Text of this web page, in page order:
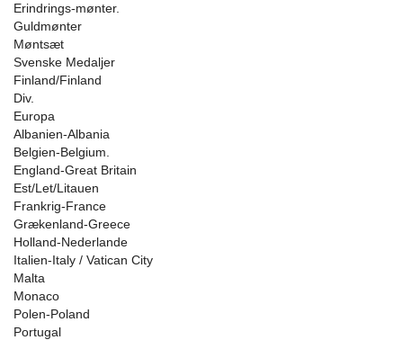
Erindrings-mønter.
Guldmønter
Møntsæt
Svenske Medaljer
Finland/Finland
Div.
Europa
Albanien-Albania
Belgien-Belgium.
England-Great Britain
Est/Let/Litauen
Frankrig-France
Grækenland-Greece
Holland-Nederlande
Italien-Italy / Vatican City
Malta
Monaco
Polen-Poland
Portugal